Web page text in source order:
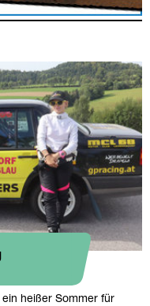
heißer Sommer für